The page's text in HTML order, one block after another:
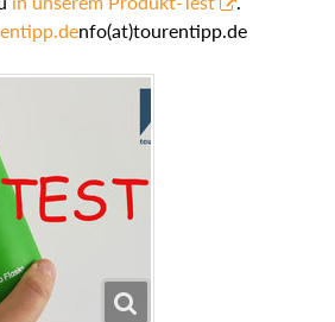
nfo(at)tourentipp.de